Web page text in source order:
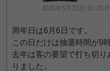
2026年5月21日 10:20
周年日は6月6日です。
この日だけは抽選時間が9
去年は客の要望で打ち切
りました。